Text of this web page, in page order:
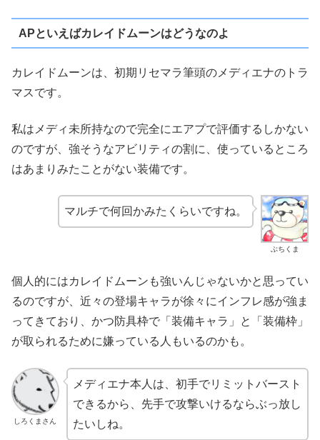
APといえばカレイドムーンはどうなのよ
カレイドムーンは、初期リセマラ筆頭のメディエナのトラ
マスです。
私はメディ未所持なので完全にエアプで評価するしかない
のですが、強そうなアビリティの割に、使っているところ
はあまりみたことがない装備です。
ぶちくま
マルチで何回かみたくらいですね。
個人的にはカレイドムーンも強いんじゃないかと思ってい
るのですが、近々の登場キャラが徐々にインフレ感が強ま
ってきており、かつ防具枠で「装備キャラ」と「装備枠」
が取られるために嫌っている人もいるのかも。
しろくまさん
メディエナ本人は、初手でリミットバースト
できるから、先手で攻撃いけるならぶっ放し
たいしね。